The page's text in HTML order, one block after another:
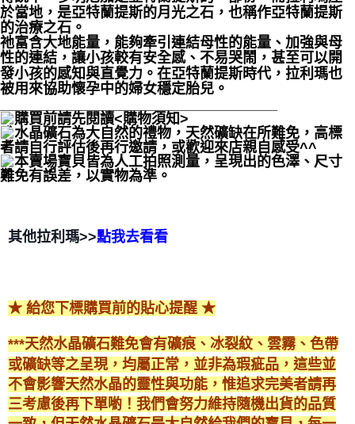
於當地，是亞特蘭提斯的月光之石，也稱作亞特蘭提斯
的治療之石。
祂富含大地能量，能夠牽引連結母性的能量、加強與母
性的連結，讓小孩較有安全感、不易哭鬧，甚至可以開
發小孩的感知與直覺力。在亞特蘭提斯時代，拉利瑪也
被用來協助懷孕中的婦女穩定胎兒。
購買前請先閱讀<購物須知>
水晶礦石為大自然的禮物，天然礦缺在所難免，高標
者請自行評估後再行邀請，或歡迎來店親自感受^^
本賣場寶貝皆為人工拍照測量，呈現出的色澤、尺寸
難免有誤差，以實物為準。
其他拉利瑪>>點我去看看
★ 給您下標購買前的貼心提醒 ★
***天然水晶礦石難免會有礦痕、冰裂紋、雲霧、色帶
或礦缺等之呈現，均屬正常，並非為瑕疵品，這些並
不會影響天然水晶的靈性與功能，惟追求完美者請再
三考慮後再下單喲！我們會努力維持隨機出貨的品質